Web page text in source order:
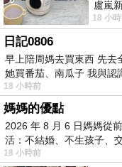
盧嵐
中，
18 小
日記0806
早上陪周媽去買東西 先去
她買番茄、南瓜子 我與認
18 小時前
媽媽的優點
2026 年 8 月 6 日媽媽從
活：不結婚、不生孩子、
湖⋯⋯，
18 小時前